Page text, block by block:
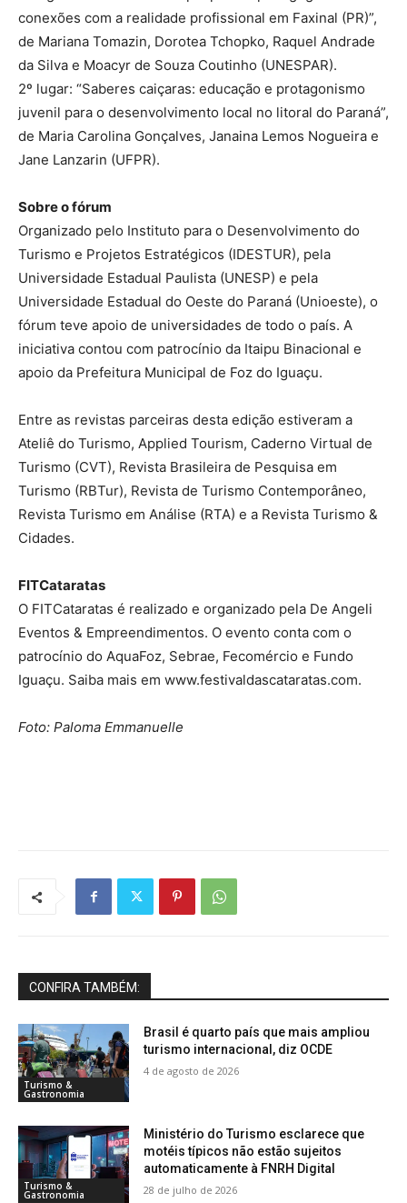
conexões com a realidade profissional em Faxinal (PR)”,
de Mariana Tomazin, Dorotea Tchopko, Raquel Andrade
da Silva e Moacyr de Souza Coutinho (UNESPAR).
2º lugar: “Saberes caiçaras: educação e protagonismo
juvenil para o desenvolvimento local no litoral do Paraná”,
de Maria Carolina Gonçalves, Janaina Lemos Nogueira e
Jane Lanzarin (UFPR).
Sobre o fórum
Organizado pelo Instituto para o Desenvolvimento do
Turismo e Projetos Estratégicos (IDESTUR), pela
Universidade Estadual Paulista (UNESP) e pela
Universidade Estadual do Oeste do Paraná (Unioeste), o
fórum teve apoio de universidades de todo o país. A
iniciativa contou com patrocínio da Itaipu Binacional e
apoio da Prefeitura Municipal de Foz do Iguaçu.
Entre as revistas parceiras desta edição estiveram a
Ateliê do Turismo, Applied Tourism, Caderno Virtual de
Turismo (CVT), Revista Brasileira de Pesquisa em
Turismo (RBTur), Revista de Turismo Contemporâneo,
Revista Turismo em Análise (RTA) e a Revista Turismo &
Cidades.
FITCataratas
O FITCataratas é realizado e organizado pela De Angeli
Eventos & Empreendimentos. O evento conta com o
patrocínio do AquaFoz, Sebrae, Fecomércio e Fundo
Iguaçu. Saiba mais em www.festivaldascataratas.com.
Foto: Paloma Emmanuelle
CONFIRA TAMBÉM:
Turismo &
Gastronomia
Brasil é quarto país que mais ampliou
turismo internacional, diz OCDE
4 de agosto de 2026
Turismo &
Gastronomia
Ministério do Turismo esclarece que
motéis típicos não estão sujeitos
automaticamente à FNRH Digital
28 de julho de 2026